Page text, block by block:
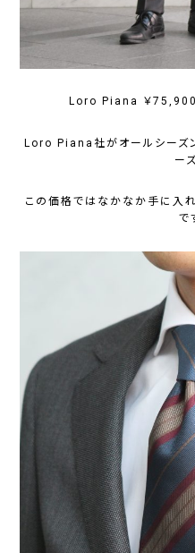
Loro Piana ￥
Loro Piana社がオールシーズ
ー
この価格ではなかなか手に入
で